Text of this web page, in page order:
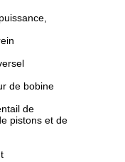
de bobine
de
pistons et de